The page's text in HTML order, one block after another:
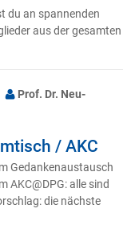
du an spannenden
aus der gesamten
Prof. Dr. Neu-
/ AKC
Gedankenaustausch
AKC@DPG: alle sind
die nächste